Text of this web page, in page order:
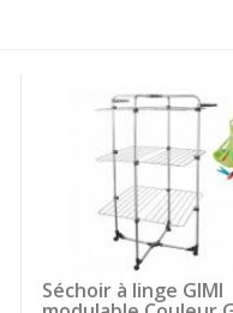
Séchoir à linge GIMI